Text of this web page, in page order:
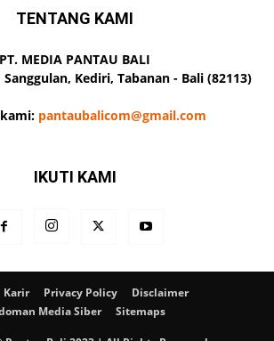
TENTANG KAMI
PT. MEDIA PANTAU BALI
Kediri, Tabanan - Bali (82113)
pantaubalicom@gmail.com
IKUTI KAMI
Karir Privacy Policy
Disclaimer
Media Siber
Sitemaps